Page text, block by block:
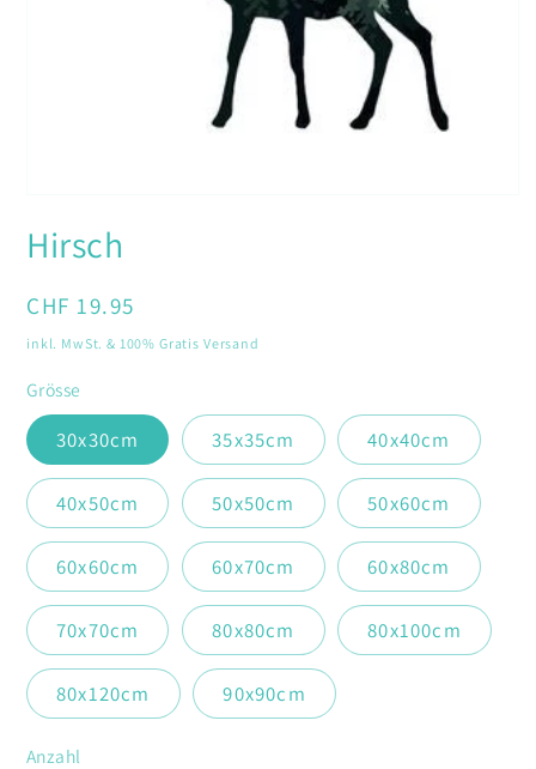
in
Modal
Hirsch
Normaler
Preis
CHF 19.95
inkl. MwSt. & 100% Gratis Versand
Grösse
30x30cm 35x35cm 40x40cm
40x50cm 50x50cm 50x60cm
60x60cm 60x70cm 60x80cm
70x70cm 80x80cm 80x100cm
80x120cm 90x90cm
Anzahl